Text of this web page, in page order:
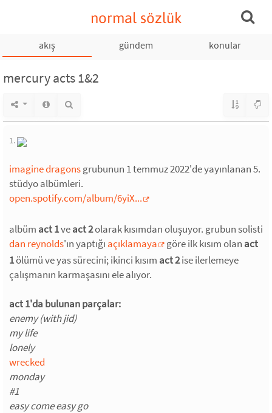
normal sözlük
akış gündem konular
mercury acts 1&2
1.
imagine dragonsgrubunun 1 temmuz 2022'de yayınlanan 5.
stüdyo albümleri.
open.spotify.com/album/6yiX...
albüm act 1veact 2olarak kısımdan oluşuyor. grubun solisti
dan reynolds'ın yaptığı açıklamaya göre ilk kısım olan act
1ölümü ve yas sürecini; ikinci kısım act 2ise ilerlemeye
çalışmanın karmaşasını ele alıyor.
act 1'da bulunan parçalar:
enemy (with jid)
my life
lonely
wrecked
monday
#1
easy come easy go